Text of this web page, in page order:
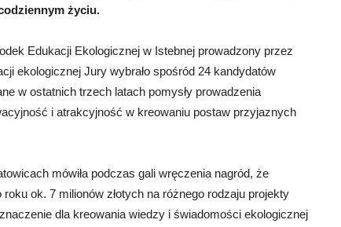
życiu.
Edukacji Ekologicznej w Istebnej prowadzony przez
ekologicznej Jury wybrało spośród 24 kandydatów
w ostatnich trzech latach pomysły prowadzenia
i atrakcyjność w kreowaniu postaw przyjaznych
mówiła podczas gali wręczenia nagród, że
ok. 7 milionów złotych na różnego rodzaju projekty
dla kreowania wiedzy i świadomości ekologicznej